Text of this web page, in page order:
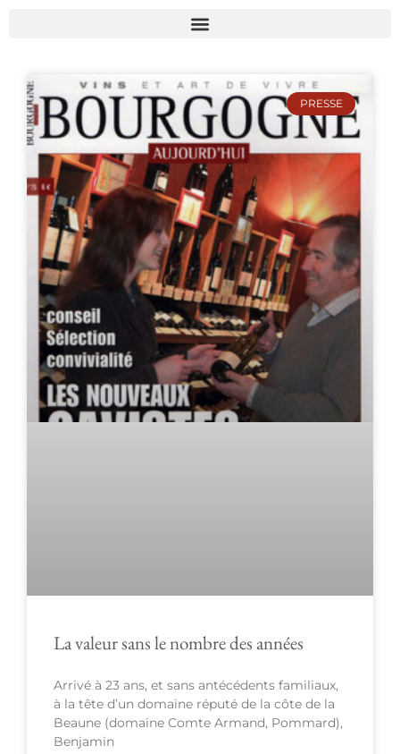
PRESSE
La valeur sans le nombre des années
Arrivé à 23 ans, et sans antécédents familiaux,
à la tête d’un domaine réputé de la côte de la
Beaune (domaine Comte Armand, Pommard),
Benjamin